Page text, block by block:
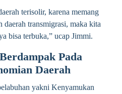
terisolir, karena memang
transmigrasi, maka kita
bisa terbuka,” ucap Jimmi.
Pada
Daerah
yakni Kenyamukan